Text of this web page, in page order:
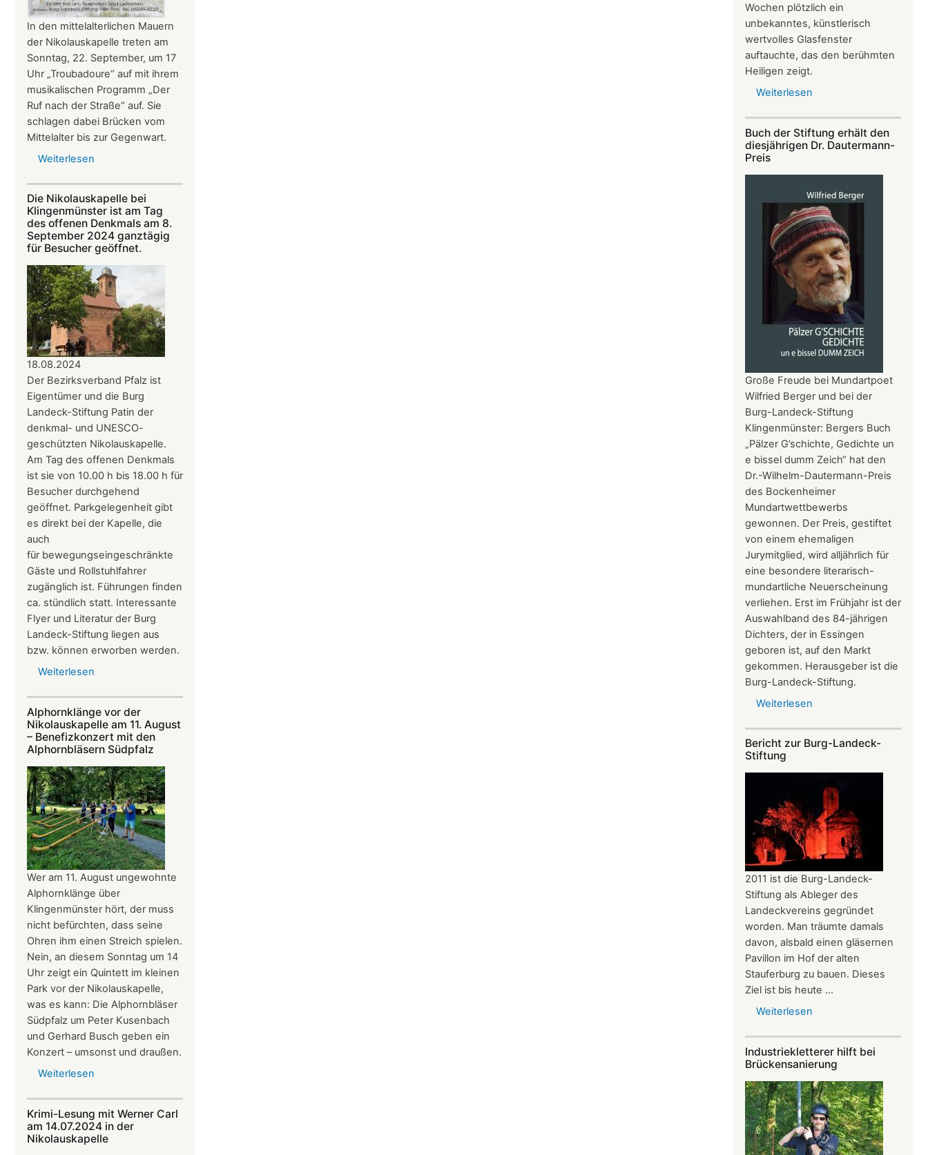
In den mittelalterlichen Mauern
der Nikolauskapelle treten am
Sonntag, 22. September, um 17
Uhr „Troubadoure“ auf mit ihrem
musikalischen Programm „Der
Ruf nach der Straße“ auf. Sie
schlagen dabei Brücken vom
Mittelalter bis zur Gegenwart.
Weiterlesen
September:
„Troubadoure“
in
der
Nikolauskapelle
Die Nikolauskapelle bei
Klingenmünster ist am Tag
des offenen Denkmals am 8.
September 2024 ganztägig
für Besucher geöffnet.
18.08.2024
Der Bezirksverband Pfalz ist
Eigentümer und die Burg
Landeck-Stiftung Patin der
denkmal- und UNESCO-
geschützten Nikolauskapelle.
Am Tag des offenen Denkmals
ist sie von 10.00 h bis 18.00 h für
Besucher durchgehend
geöffnet. Parkgelegenheit gibt
es direkt bei der Kapelle, die
auch
für bewegungseingeschränkte
Gäste und Rollstuhlfahrer
zugänglich ist. Führungen finden
ca. stündlich statt. Interessante
Flyer und Literatur der Burg
Landeck-Stiftung liegen aus
bzw. können erworben werden.
Weiterlesen
bei
Klingenmünster
ist
am
Tag
des
offenen
Denkmals
am
8.
September
2024
ganztägig
für
Besucher
geöffnet.
Alphornklänge vor der
Nikolauskapelle am 11. August
– Benefizkonzert mit den
Alphornbläsern Südpfalz
Wer am 11. August ungewohnte
Alphornklänge über
Klingenmünster hört, der muss
nicht befürchten, dass seine
Ohren ihm einen Streich spielen.
Nein, an diesem Sonntag um 14
Uhr zeigt ein Quintett im kleinen
Park vor der Nikolauskapelle,
was es kann: Die Alphornbläser
Südpfalz um Peter Kusenbach
und Gerhard Busch geben ein
Konzert – umsonst und draußen.
Weiterlesen
der
Nikolauskapelle
Krimi-Lesung mit Werner Carl
am 14.07.2024 in der
Nikolauskapelle
Wochen plötzlich ein
unbekanntes, künstlerisch
wertvolles Glasfenster
auftauchte, das den berühmten
Heiligen zeigt.
Weiterlesen
gibt
auf
Buch der Stiftung erhält den
diesjährigen Dr. Dautermann-
Preis
Große Freude bei Mundartpoet
Wilfried Berger und bei der
Burg-Landeck-Stiftung
Klingenmünster: Bergers Buch
„Pälzer G’schichte, Gedichte un
e bissel dumm Zeich“ hat den
Dr.-Wilhelm-Dautermann-Preis
des Bockenheimer
Mundartwettbewerbs
gewonnen. Der Preis, gestiftet
von einem ehemaligen
Jurymitglied, wird alljährlich für
eine besondere literarisch-
mundartliche Neuerscheinung
verliehen. Erst im Frühjahr ist der
Auswahlband des 84-jährigen
Dichters, der in Essingen
geboren ist, auf den Markt
gekommen. Herausgeber ist die
Burg-Landeck-Stiftung.
Weiterlesen
Stiftung
diesjährigen
Dr.
Dautermann-
Preis
Bericht zur Burg-Landeck-
Stiftung
2011 ist die Burg-Landeck-
Stiftung als Ableger des
Landeckvereins gegründet
worden. Man träumte damals
davon, alsbald einen gläsernen
Pavillon im Hof der alten
Stauferburg zu bauen. Dieses
Ziel ist bis heute ...
Weiterlesen
Burg-
Stiftung
Industriekletterer hilft bei
Brückensanierung